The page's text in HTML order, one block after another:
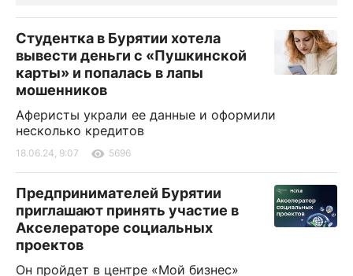
Студентка в Бурятии хотела
вывести деньги с «Пушкинской
карты» и попалась в лапы
мошенников
Аферисты украли ее данные и оформили
несколько кредитов
18.06.24, 9:07 5696
Предпринимателей Бурятии
приглашают принять участие в
Акселераторе социальных
проектов
Он пройдет в центре «Мой бизнес»